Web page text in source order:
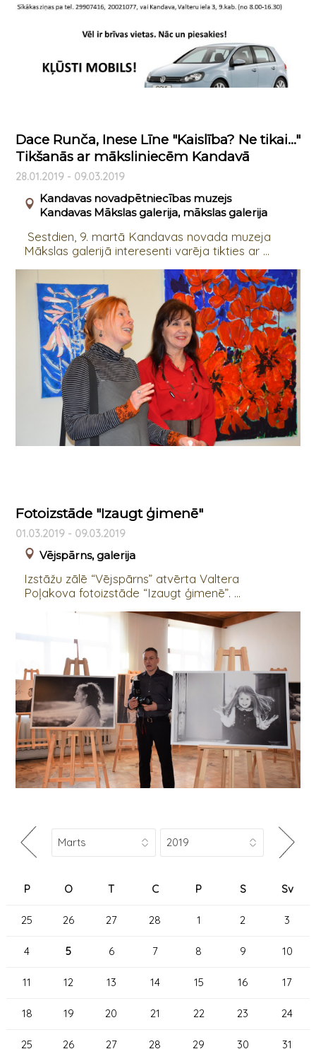
Dace Runča, Inese Līne "Kaislība? Ne tikai..."
Tikšanās ar māksliniecēm Kandavā
28.01.2019 - 09.03.2019
Kandavas novadpētniecības muzejs
Kandavas Mākslas galerija, mākslas galerija
Sestdien, 9. martā Kandavas novada muzeja
Mākslas galerijā interesenti varēja tikties ar ...
Fotoizstāde "Izaugt ģimenē"
01.03.2019 - 09.03.2019
Vējspārns, galerija
Izstāžu zālē “Vējspārns” atvērta Valtera
Poļakova fotoizstāde “Izaugt ģimenē”. ...
P O T C P S Sv
25 26 27 28 1 2 3
4 5 6 7 8 9 10
11 12 13 14 15 16 17
18 19 20 21 22 23 24
25 26 27 28 29 30 31